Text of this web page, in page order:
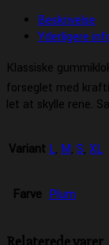
Beskrivelse
Yderligere
Klassiske
forseglet med
let at skylle rene.
Variant L, M, S, XL
Farve Plum